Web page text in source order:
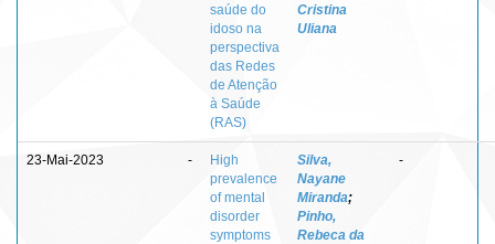
saúde do
idoso na
perspectiva
das Redes
de Atenção
à Saúde
(RAS)
Cristina
Uliana
23-Mai-2023 -
High
prevalence
of mental
disorder
symptoms
Silva,
Nayane
Miranda;
Pinho,
Rebeca da
-